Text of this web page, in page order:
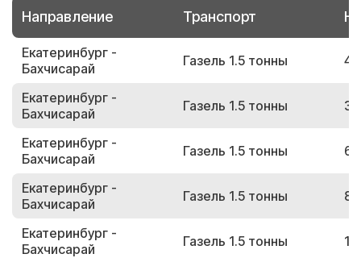
Направление Транспорт
Екатеринбург -
Бахчисарай
Газель 1.5 тонны
Екатеринбург -
Бахчисарай
Газель 1.5 тонны
Екатеринбург -
Бахчисарай
Газель 1.5 тонны
Екатеринбург -
Бахчисарай
Газель 1.5 тонны
Екатеринбург -
Бахчисарай
Газель 1.5 тонны